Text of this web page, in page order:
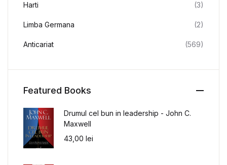
Harti (3)
Limba Germana (2)
Anticariat (569)
Featured Books
Drumul cel bun in leadership - John C.
Maxwell
43,00 lei